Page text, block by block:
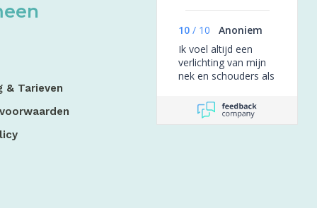
& Tarieven
10 / 10
Anoniem
Ik voel altijd een
verlichting van mijn
nek en schouders als
geweest. Verder vind
ik de therapeut altijd